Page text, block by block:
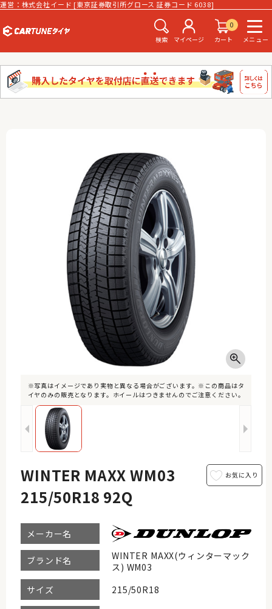
運営：株式会社イード [東京証券取引所グロース 証券コード 6038]
検索 マイページ
0
カート
メニュー
※写真はイメージであり実物と異なる場合がございます。※この商品はタ
イヤのみの販売となります。ホイールはつきませんのでご注意ください。
WINTER MAXX WM03
215/50R18 92Q
メーカー名
ブランド名
WINTER MAXX(ウィンターマック
ス) WM03
サイズ
215/50R18